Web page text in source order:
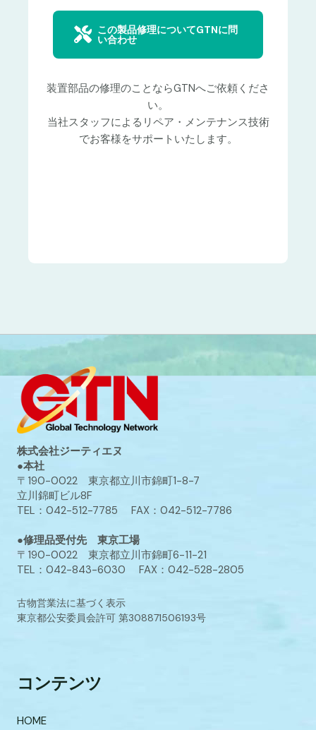
この製品修理についてGTNに問
い合わせ
装置部品の修理のことならGTNへご依頼くださ
い。
当社スタッフによるリペア・メンテナンス技術
でお客様をサポートいたします。
株式会社ジーティエヌ
●本社
〒190-0022 東京都立川市錦町1-8-7
立川錦町ビル8F
TEL：042-512-7785 FAX：042-512-7786
●修理品受付先 東京工場
〒190-0022 東京都立川市錦町6-11-21
TEL：042-843-6030 FAX：042-528-2805
古物営業法に基づく表示
東京都公安委員会許可 第308871506193号
コンテンツ
HOME